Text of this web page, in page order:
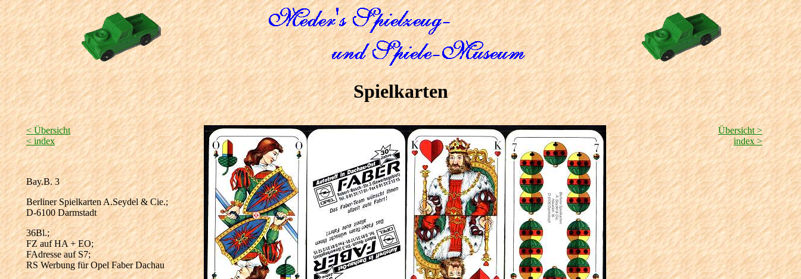
Spielkarten
< Übersicht
< index
Bay.B. 3
Berliner Spielkarten A.Seydel & Cie.;
D-6100 Darmstadt
36Bl.;
FZ auf HA + EO;
FAdresse auf S7;
RS Werbung für Opel Faber Dachau
Übersicht >
index >